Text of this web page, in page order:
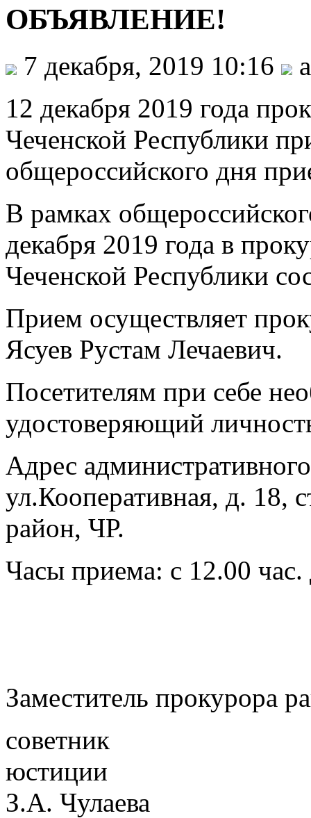
ОБЪЯВЛЕНИЕ!
7 декабря, 2019 10:16
12 декабря 2019 года
Чеченской Республики
общероссийского дня
В рамках
декабря 2019 года в
Чеченской Республики
Прием осуществляет
Ясуев Рустам Лечаевич.
Посетителям при себе
удостоверяющий
Адрес
ул.Кооперативная, д. 18,
район, ЧР.
Часы приема: с 12.00 час.
Заместитель прокурора
советник
З.А. Чулаева